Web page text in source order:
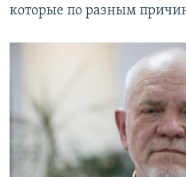
которые по разным